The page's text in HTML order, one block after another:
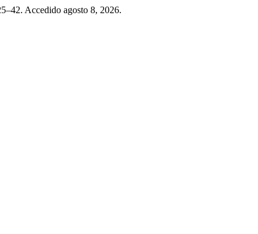
Accedido agosto 8, 2026.